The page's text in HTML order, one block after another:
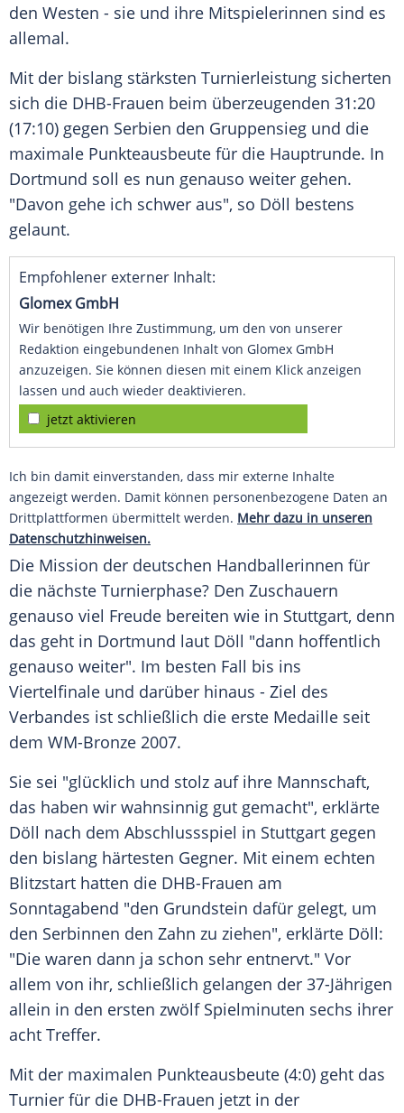
den Westen - sie und ihre Mitspielerinnen sind es
allemal.
Mit der bislang stärksten Turnierleistung sicherten
sich die DHB-Frauen beim überzeugenden 31:20
(17:10) gegen Serbien den Gruppensieg und die
maximale Punkteausbeute für die Hauptrunde. In
Dortmund soll es nun genauso weiter gehen.
"Davon gehe ich schwer aus", so Döll bestens
gelaunt.
Empfohlener externer Inhalt:
Glomex GmbH
Wir benötigen Ihre Zustimmung, um den von unserer
Redaktion eingebundenen Inhalt von Glomex GmbH
anzuzeigen. Sie können diesen mit einem Klick anzeigen
lassen und auch wieder deaktivieren.
jetzt aktivieren
Ich bin damit einverstanden, dass mir externe Inhalte
angezeigt werden. Damit können personenbezogene Daten an
Drittplattformen übermittelt werden. Mehr dazu in unseren
Datenschutzhinweisen.
Die Mission der deutschen Handballerinnen für
die nächste Turnierphase? Den Zuschauern
genauso viel Freude bereiten wie in Stuttgart, denn
das geht in Dortmund laut Döll "dann hoffentlich
genauso weiter". Im besten Fall bis ins
Viertelfinale und darüber hinaus - Ziel des
Verbandes ist schließlich die erste Medaille seit
dem WM-Bronze 2007.
Sie sei "glücklich und stolz auf ihre Mannschaft,
das haben wir wahnsinnig gut gemacht", erklärte
Döll nach dem Abschlussspiel in Stuttgart gegen
den bislang härtesten Gegner. Mit einem echten
Blitzstart hatten die DHB-Frauen am
Sonntagabend "den Grundstein dafür gelegt, um
den Serbinnen den Zahn zu ziehen", erklärte Döll:
"Die waren dann ja schon sehr entnervt." Vor
allem von ihr, schließlich gelangen der 37-Jährigen
allein in den ersten zwölf Spielminuten sechs ihrer
acht Treffer.
Mit der maximalen Punkteausbeute (4:0) geht das
Turnier für die DHB-Frauen jetzt in der